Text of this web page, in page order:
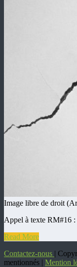
Image libre de droit
Appel à texte RM#16
Read More
Contactez-nous |
mentionnés | Mention